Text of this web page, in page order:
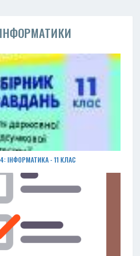
ІНФОРМАТИКА - 11 КЛАС